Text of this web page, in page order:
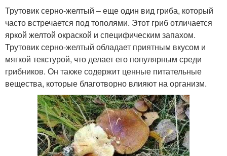
Трутовик серно-желтый – еще один вид гриба, который
часто встречается под тополями. Этот гриб отличается
яркой желтой окраской и специфическим запахом.
Трутовик серно-желтый обладает приятным вкусом и
мягкой текстурой, что делает его популярным среди
грибников. Он также содержит ценные питательные
вещества, которые благотворно влияют на организм.